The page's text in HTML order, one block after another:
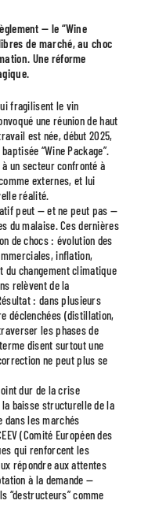
— le “Wine
de marché, au choc
Une réforme
fragilisent le vin
une réunion de haut
est née, début 2025,
“Wine Package”.
un secteur confronté à
externes, et lui
réalité.
peut — et ne peut pas —
du malaise. Ces dernières
de chocs : évolution des
inflation,
du changement climatique
relèvent de la
: dans plusieurs
déclenchées (distillation,
les phases de
disent surtout une
ne peut plus se
dur de la crise
baisse structurelle de la
les marchés
(Comité Européen des
qui renforcent les
répondre aux attentes
à la demande —
“destructeurs” comme